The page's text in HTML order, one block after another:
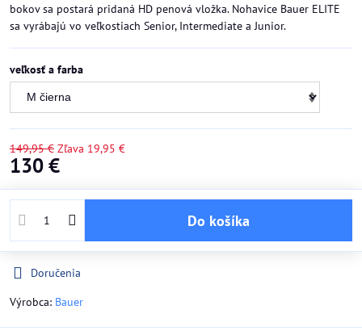
bokov sa postará pridaná HD penová vložka. Nohavice Bauer ELITE
sa vyrábajú vo veľkostiach Senior, Intermediate a Junior.
veľkosť a farba
149,95 € Zľava 19,95 €
130 €
Do košíka
Doručenia
Výrobca: Bauer